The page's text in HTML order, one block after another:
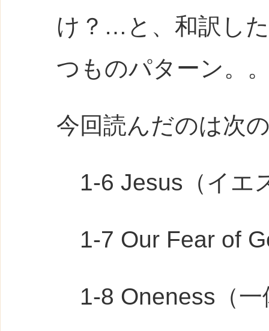
け？…と、和訳し
つものパターン。
今回読んだのは次
1-6 Jesus（イエ
1-7 Our Fear of
1-8 Oneness（一